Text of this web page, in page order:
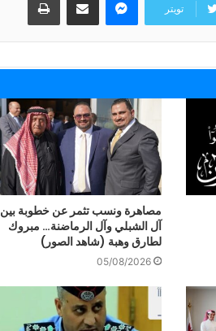
تويتر
مصاهرة ونسب تثمر عن خطوبة بين
آل الشبلي وآل الرماضنة… مبروك
لطارق وهبة (شاهد الصور)
05/08/2026